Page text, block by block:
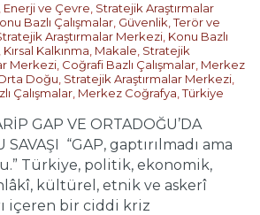
Enerji ve Çevre Stratejik Araştırmalar
Bazlı Çalışmalar Güvenlik, Terör ve
Araştırmalar Merkezi Konu Bazlı
Kırsal Kalkınma Makale Stratejik
Merkezi Coğrafi Bazlı Çalışmalar Merkez
Doğu Stratejik Araştırmalar Merkezi
Çalışmalar Merkez Coğrafya ,Türkiye
GAP VE ORTADOĞU’DA
SAVAŞI “GAP, gaptırılmadı ama
Türkiye, politik, ekonomik,
kültürel, etnik ve askerî
içeren bir ciddi kriz